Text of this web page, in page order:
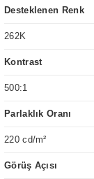
Desteklenen Renk
262K
Kontrast
500:1
Parlaklık Oranı
220 cd/m²
Görüş Açısı